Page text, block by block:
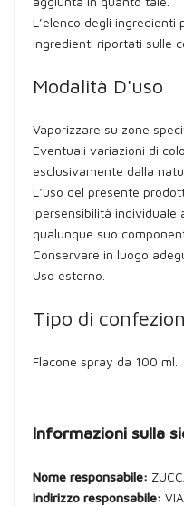
L’elenco degli ingredienti
ingredienti riportati sulle
Modalità D'uso
Vaporizzare su zone
Eventuali variazioni di
esclusivamente dalla
L’uso del presente
ipersensibilità individuale
qualunque suo
Conservare in luogo
Uso esterno.
Tipo di
Flacone spray da 100 ml.
Informazioni sulla
Nome responsabile:
Indirizzo responsabile: